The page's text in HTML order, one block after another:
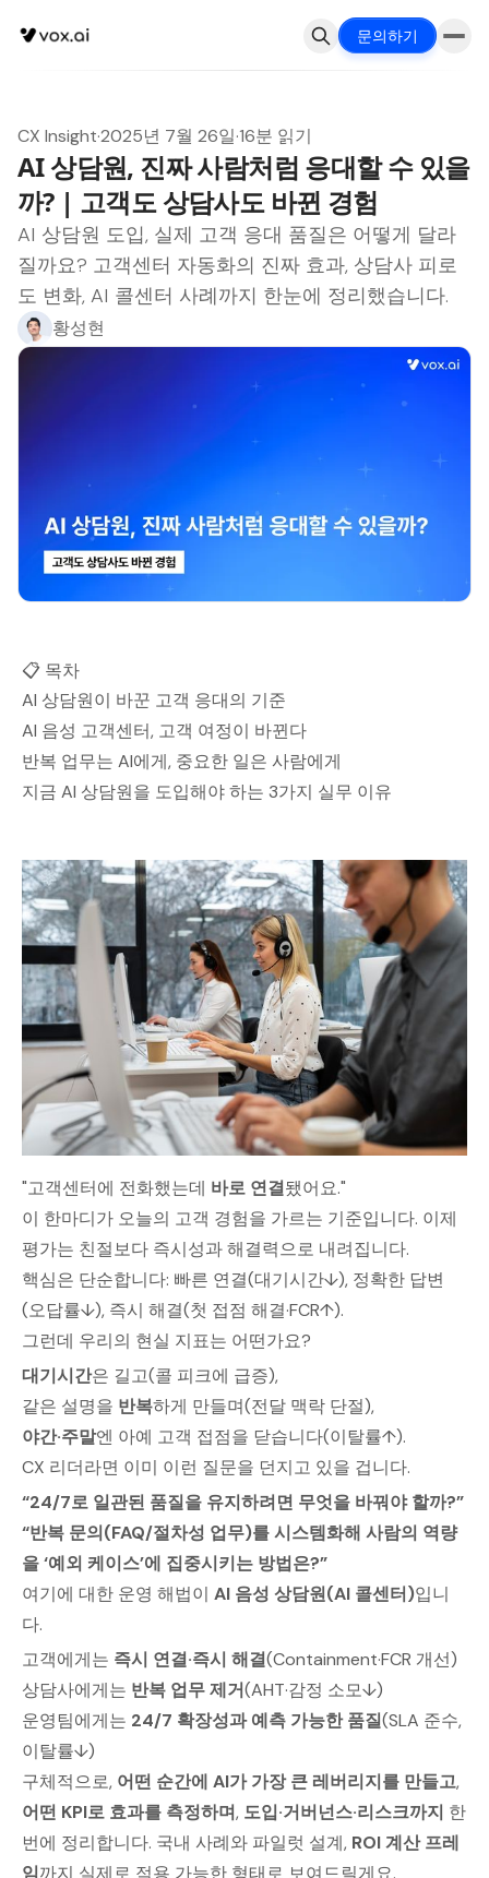
문의하기
CX Insight·2025년 7월 26일·16분 읽기
AI 상담원, 진짜 사람처럼 응대할 수 있을
까? | 고객도 상담사도 바뀐 경험
AI 상담원 도입, 실제 고객 응대 품질은 어떻게 달라
질까요? 고객센터 자동화의 진짜 효과, 상담사 피로
도 변화, AI 콜센터 사례까지 한눈에 정리했습니다.
황성현
📋 목차
AI 상담원이 바꾼 고객 응대의 기준
AI 음성 고객센터, 고객 여정이 바뀐다
반복 업무는 AI에게, 중요한 일은 사람에게
지금 AI 상담원을 도입해야 하는 3가지 실무 이유
"고객센터에 전화했는데 바로 연결됐어요."
이 한마디가 오늘의 고객 경험을 가르는 기준입니다. 이제
평가는 친절보다 즉시성과 해결력으로 내려집니다.
핵심은 단순합니다: 빠른 연결(대기시간↓), 정확한 답변
(오답률↓), 즉시 해결(첫 접점 해결·FCR↑).
그런데 우리의 현실 지표는 어떤가요?
대기시간은 길고(콜 피크에 급증),
같은 설명을 반복하게 만들며(전달 맥락 단절),
야간·주말엔 아예 고객 접점을 닫습니다(이탈률↑).
CX 리더라면 이미 이런 질문을 던지고 있을 겁니다.
“24/7로 일관된 품질을 유지하려면 무엇을 바꿔야 할까?”
“반복 문의(FAQ/절차성 업무)를 시스템화해 사람의 역량
을 ‘예외 케이스’에 집중시키는 방법은?”
여기에 대한 운영 해법이 AI 음성 상담원(AI 콜센터)입니
다.
고객에게는 즉시 연결·즉시 해결(Containment·FCR 개선)
상담사에게는 반복 업무 제거(AHT·감정 소모↓)
운영팀에게는 24/7 확장성과 예측 가능한 품질(SLA 준수,
이탈률↓)
구체적으로, 어떤 순간에 AI가 가장 큰 레버리지를 만들고,
어떤 KPI로 효과를 측정하며, 도입·거버넌스·리스크까지 한
번에 정리합니다. 국내 사례와 파일럿 설계, ROI 계산 프레
임까지 실제로 적용 가능한 형태로 보여드릴게요.